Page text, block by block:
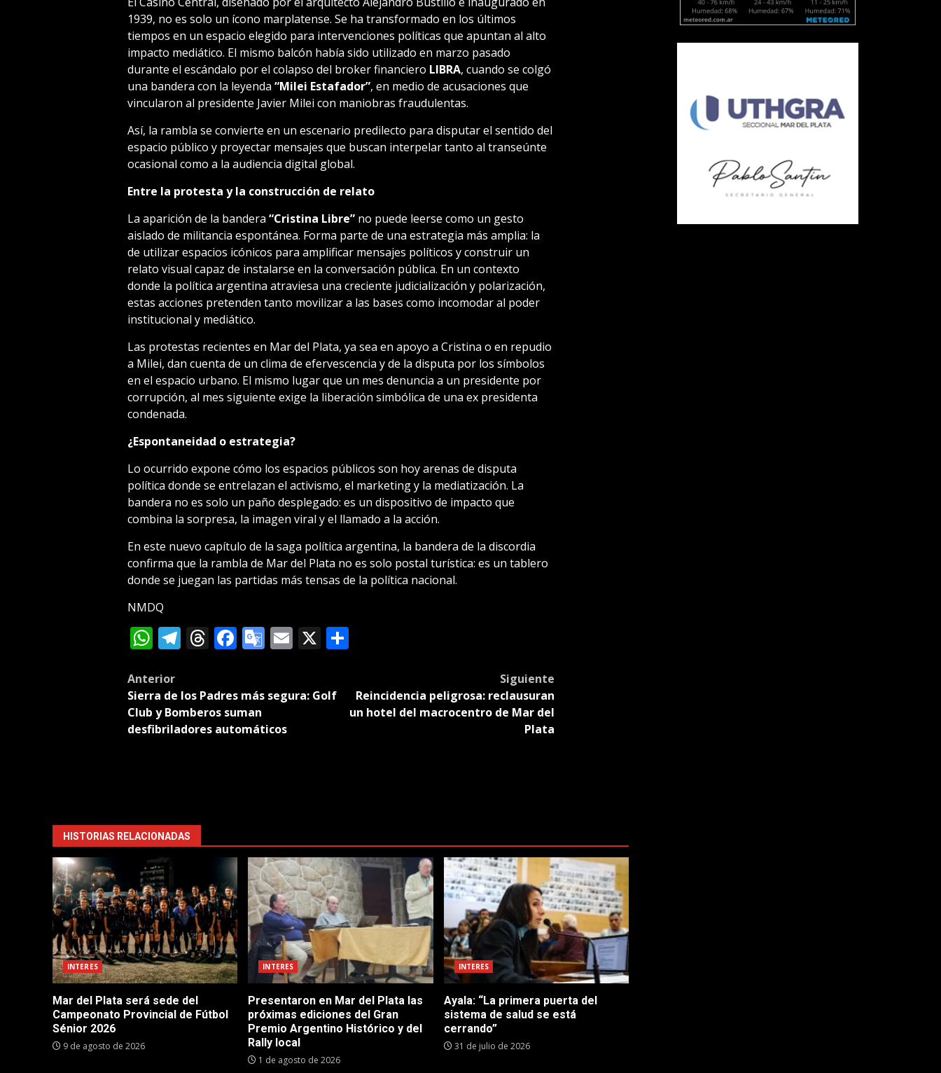
1939, no es solo un ícono marplatense. Se ha transformado en los últimos
tiempos en un espacio elegido para intervenciones políticas que apuntan al alto
impacto mediático. El mismo balcón había sido utilizado en marzo pasado
durante el escándalo por el colapso del broker financiero LIBRA, cuando se colgó
una bandera con la leyenda “Milei Estafador”, en medio de acusaciones que
vincularon al presidente Javier Milei con maniobras fraudulentas.
Así, la rambla se convierte en un escenario predilecto para disputar el sentido del
espacio público y proyectar mensajes que buscan interpelar tanto al transeúnte
ocasional como a la audiencia digital global.
Entre la protesta y la construcción de relato
La aparición de la bandera “Cristina Libre”no puede leerse como un gesto
aislado de militancia espontánea. Forma parte de una estrategia más amplia: la
de utilizar espacios icónicos para amplificar mensajes políticos y construir un
relato visual capaz de instalarse en la conversación pública. En un contexto
donde la política argentina atraviesa una creciente judicialización y polarización,
estas acciones pretenden tanto movilizar a las bases como incomodar al poder
institucional y mediático.
Las protestas recientes en Mar del Plata, ya sea en apoyo a Cristina o en repudio
a Milei, dan cuenta de un clima de efervescencia y de la disputa por los símbolos
en el espacio urbano. El mismo lugar que un mes denuncia a un presidente por
corrupción, al mes siguiente exige la liberación simbólica de una ex presidenta
condenada.
¿Espontaneidad o estrategia?
Lo ocurrido expone cómo los espacios públicos son hoy arenas de disputa
política donde se entrelazan el activismo, el marketing y la mediatización. La
bandera no es solo un paño desplegado: es un dispositivo de impacto que
combina la sorpresa, la imagen viral y el llamado a la acción.
En este nuevo capítulo de la saga política argentina, la bandera de la discordia
confirma que la rambla de Mar del Plata no es solo postal turística: es un tablero
donde se juegan las partidas más tensas de la política nacional.
NMDQ
WhatsApp
Telegram
Threads
Facebook
Google
Email
X Compartir
Post
navigation
Anterior
Sierra de los Padres más segura: Golf
Club y Bomberos suman
desfibriladores automáticos
Siguiente
Reincidencia peligrosa: reclausuran
un hotel del macrocentro de Mar del
Plata
HISTORIAS RELACIONADAS
INTERES
Mar del Plata será sede del
Campeonato Provincial de Fútbol
Sénior 2026
9 de agosto de 2026
INTERES
Presentaron en Mar del Plata las
próximas ediciones del Gran
Premio Argentino Histórico y del
Rally local
1 de agosto de 2026
INTERES
Ayala: “La primera puerta del
sistema de salud se está
cerrando”
31 de julio de 2026